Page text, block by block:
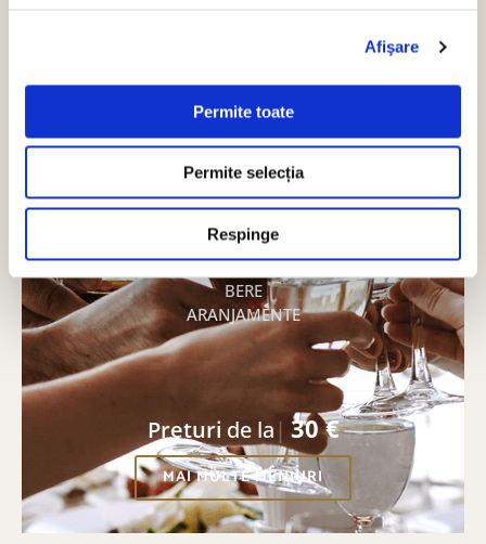
Afişare
Permite toate
Permite selecția
Respinge
Cununie Civila
GUSTARE RECE
FEL PRINCIPAL MIXED GRILL
BAUTURI NON ALCOOLICE
SELECTIE DE CEAIURI
VIN ALB SI ROSE
BERE
ARANJAMENTE
Preturi de la 30 €
MAI MULTE MENIURI